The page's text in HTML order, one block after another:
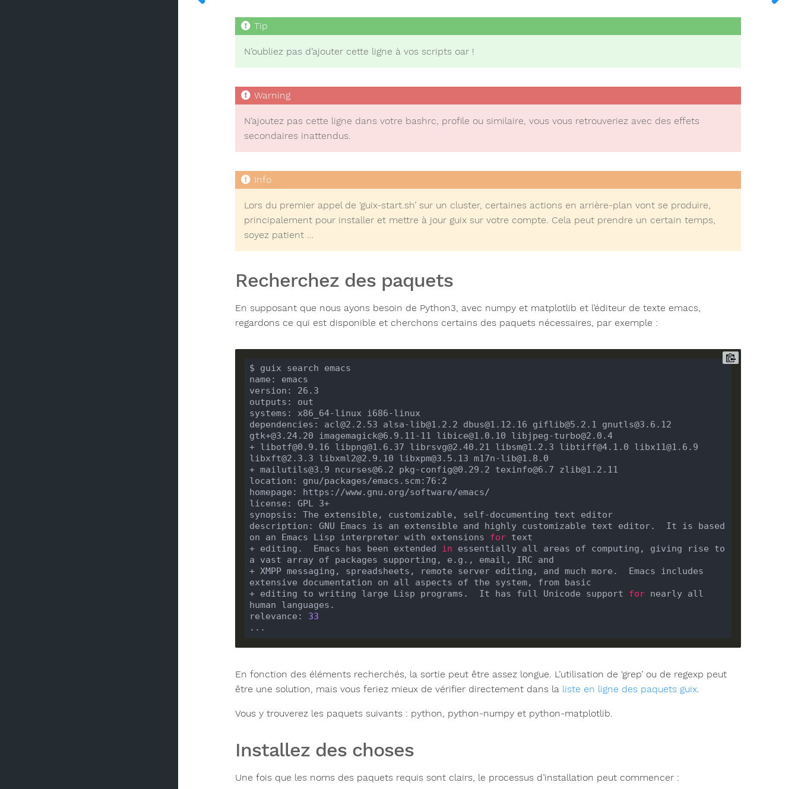
N’oubliez pas d’ajouter cette ligne à vos scripts oar !
N’ajoutez pas cette ligne dans votre bashrc, profile ou similaire, vous vous retrouveriez avec des effets
secondaires inattendus.
Lors du premier appel de ‘guix-start.sh’ sur un cluster, certaines actions en arrière-plan vont se produire,
principalement pour installer et mettre à jour guix sur votre compte. Cela peut prendre un certain temps,
soyez patient …
Recherchez des paquets
En supposant que nous ayons besoin de Python3, avec numpy et matplotlib et l’éditeur de texte emacs,
regardons ce qui est disponible et cherchons certains des paquets nécessaires, par exemple :
dependencies: acl@2.2.53 alsa-lib@1.2.2 dbus@1.12.16 giflib@5.2.1 gnutls@3.6.12
gtk+@3.24.20 imagemagick@6.9.11-11 libice@1.0.10 libjpeg-turbo@2.0.4
+ libotf@0.9.16 libpng@1.6.37 librsvg@2.40.21 libsm@1.2.3 libtiff@4.1.0 libx11@1.6.9
license: GPL 3+
synopsis: The extensible, customizable, self-documenting text editor
description: GNU Emacs is an extensible and highly customizable text editor.  It is based
on an Emacs Lisp interpreter with extensions for
+ editing.  Emacs has been extended in essentially all areas of computing, giving rise to
+ XMPP messaging, spreadsheets, remote server editing, and much more.  Emacs includes
+ editing to writing large Lisp programs.  It has full Unicode support for nearly all
relevance: 33
En fonction des éléments recherchés, la sortie peut être assez longue. L’utilisation de ‘grep’ ou de regexp peut
être une solution, mais vous feriez mieux de vérifier directement dans la liste en ligne des paquets guix
Vous y trouverez les paquets suivants : python, python-numpy et python-matplotlib.
Installez des choses
Une fois que les noms des paquets requis sont clairs, le processus d’installation peut commencer :